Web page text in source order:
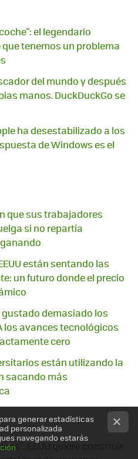
el legendario
tenemos un problema
del mundo y después
manos. DuckDuckGo se
ha desestabilizado a los
de Windows es el
que sus trabajadores
si no repartía
están sentando las
un futuro donde el precio
gustado demasiado los
los avances tecnológicos
cero
están utilizando la
sacando más
EEUU quiere construir
generar estadísticas
personalizada
navegando estarás